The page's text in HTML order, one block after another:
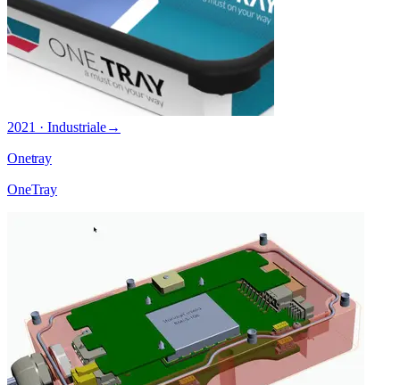
2021 · Industriale→
Onetray
OneTray